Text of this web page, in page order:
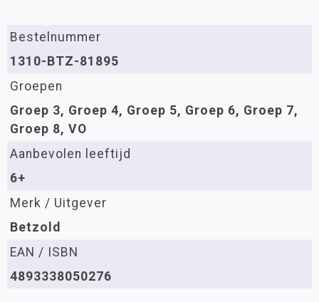
Bestelnummer
1310-BTZ-81895
Groepen
Groep 3, Groep 4, Groep 5, Groep 6, Groep 7,
Groep 8, VO
Aanbevolen leeftijd
6+
Merk / Uitgever
Betzold
EAN / ISBN
4893338050276